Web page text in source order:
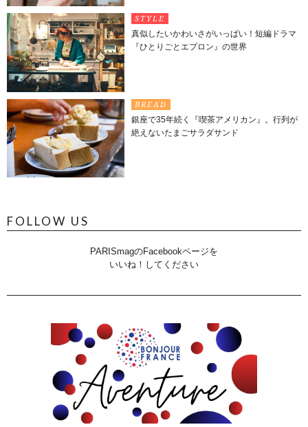
STYLE
真似したいかわいさがいっぱい！短編ドラマ
『ひとりごとエプロン』の世界
BREAD
銀座で35年続く『喫茶アメリカン』。行列が
絶えないたまごサラダサンド
FOLLOW US
PARISmagのFacebookページを
いいね！してください